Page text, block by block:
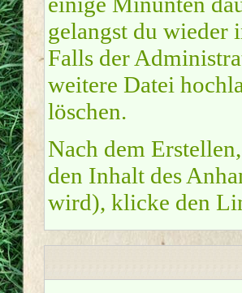
gelangst du wieder
Falls der
weitere Datei
löschen.
Nach dem
den Inhalt des
wird), klicke den